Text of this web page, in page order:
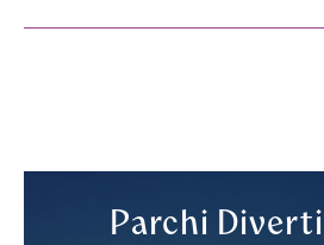
Parchi